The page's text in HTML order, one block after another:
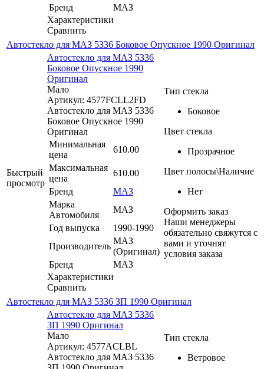
Бренд
МАЗ
Характеристики
Сравнить
Автостекло для МАЗ 5336 Боковое Опускное 1990 Оригинал
Быстрый
просмотр
Автостекло для МАЗ 5336
Боковое Опускное 1990
Оригинал
Мало
Артикул: 4577FCLL2FD
Автостекло для МАЗ 5336
Боковое Опускное 1990
Оригинал
Минимальная
цена
610.00
Максимальная
цена
610.00
Бренд
МАЗ
Марка
Автомобиля
МАЗ
Год выпуска
1990-1990
Производитель
МАЗ
(Оригинал)
Бренд
МАЗ
Характеристики
Сравнить
Тип стекла
Боковое
Цвет стекла
Прозрачное
Цвет полосы\Наличие
Нет
Оформить заказ
Наши менеджеры
обязательно свяжутся с
вами и уточнят
условия заказа
Автостекло для МАЗ 5336 ЗП 1990 Оригинал
Автостекло для МАЗ 5336
ЗП 1990 Оригинал
Мало
Артикул: 4577ACLBL
Автостекло для МАЗ 5336
Тип стекла
Ветровое